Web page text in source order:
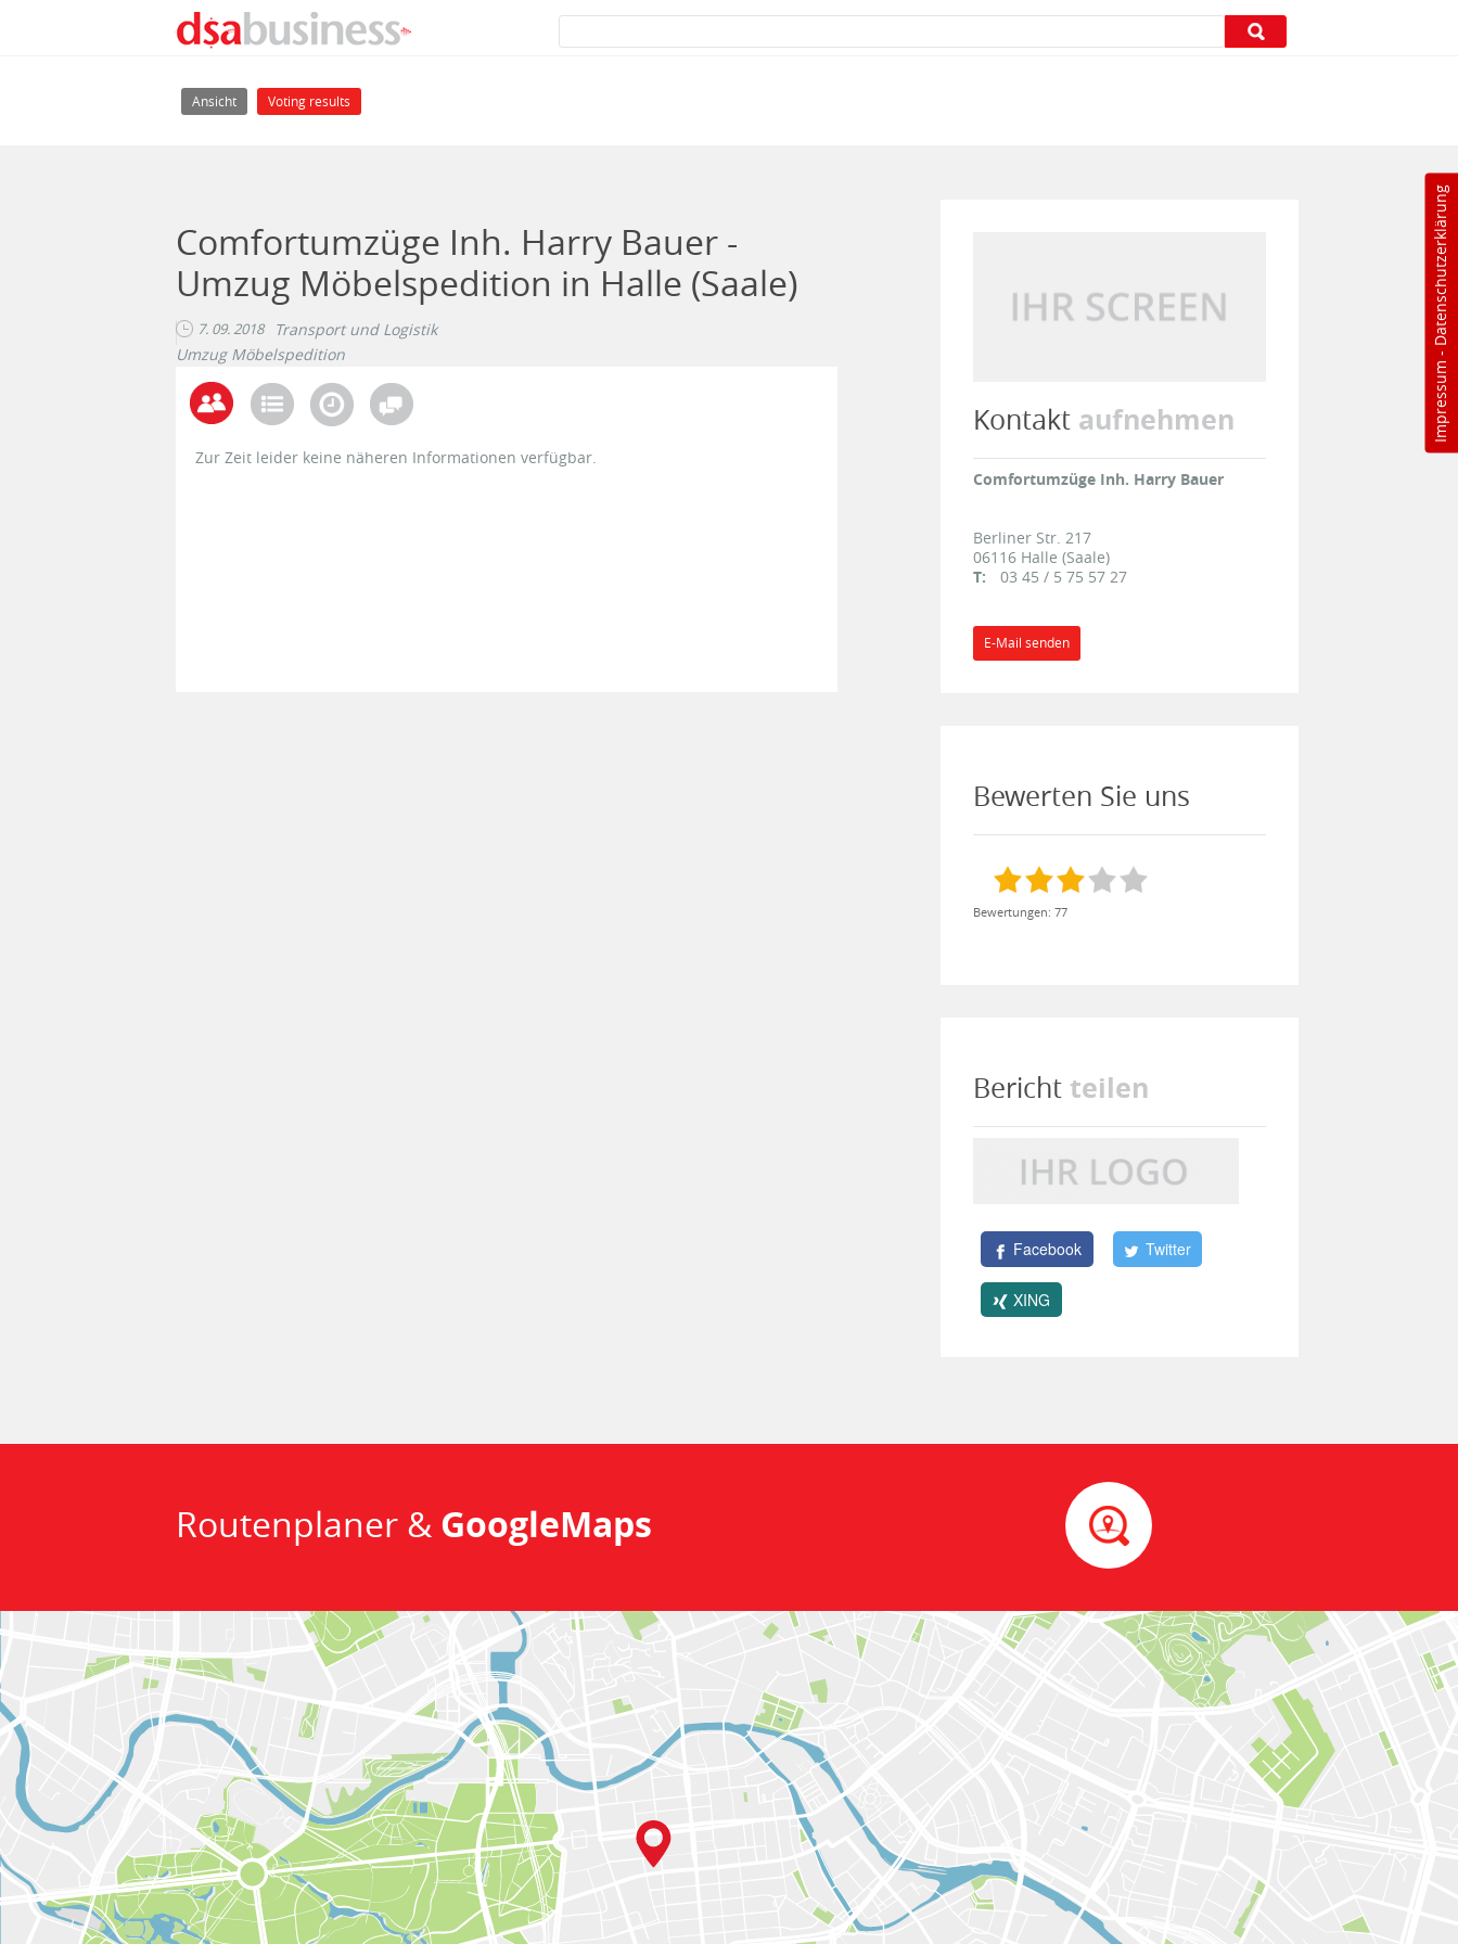
Impressum
-
Datenschutzerklärung
Haupt-Reiter
Ansicht (aktiver Reiter)
Voting results
Comfortumzüge Inh. Harry Bauer -
Umzug Möbelspedition in Halle (Saale)
7. 09. 2018
Transport und Logistik
Umzug Möbelspedition
Zur Zeit leider keine näheren Informationen verfügbar.
Kontakt aufnehmen
Comfortumzüge Inh. Harry Bauer
Berliner Str. 217
06116 Halle (Saale)
T:
03 45 / 5 75 57 27
E-Mail senden
Bewerten Sie uns
Bewertungen: 77
Bericht teilen
Facebook Twitter
XING
Routenplaner & GoogleMaps